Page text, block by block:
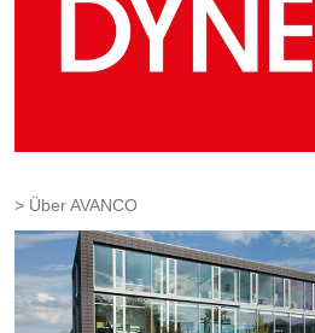
Über AVANCO